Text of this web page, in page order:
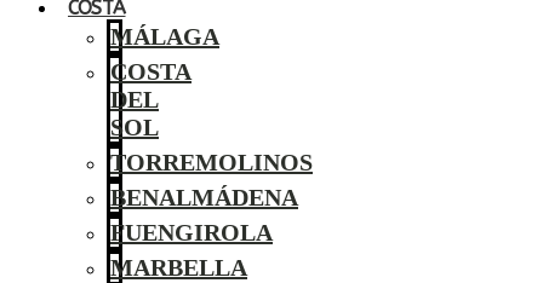
COSTA
MÁLAGA
COSTA
DEL
SOL
TORREMOLINOS
BENALMÁDENA
FUENGIROLA
MARBELLA